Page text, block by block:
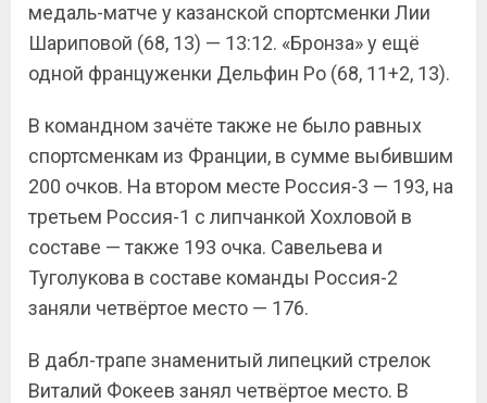
медаль-матче у казанской спортсменки Лии
Шариповой (68, 13) — 13:12. «Бронза» у ещё
одной француженки Дельфин Ро (68, 11+2, 13).
В командном зачёте также не было равных
спортсменкам из Франции, в сумме выбившим
200 очков. На втором месте Россия-3 — 193, на
третьем Россия-1 с липчанкой Хохловой в
составе — также 193 очка. Савельева и
Туголукова в составе команды Россия-2
заняли четвёртое место — 176.
В дабл-трапе знаменитый липецкий стрелок
Виталий Фокеев занял четвёртое место. В